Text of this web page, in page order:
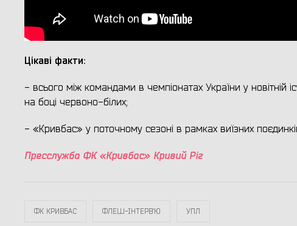
Цікаві факти:
- всього між командами в чемпіонатах України у новітній
на боці червоно-білих;
- «Кривбас» у поточному сезоні в рамках виїзних поєдинків
Пресслужба ФК «Кривбас» Кривий Ріг
ФК КРИВБАС ФЛЕШ-ІНТЕРВ`Ю УПЛ